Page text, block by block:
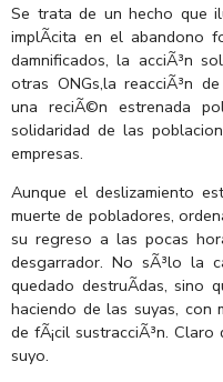
Se trata de un hecho que
implÃ­cita en el abandono
damnificados, la acciÃ³n
otras ONGs,la reacciÃ³n
una reciÃ©n estrenada
solidaridad de las
empresas.
Aunque el deslizamiento
muerte de pobladores,
su regreso a las pocas
desgarrador. No sÃ³lo la
quedado destruÃ­das, sino
haciendo de las suyas, con
de fÃ¡cil sustracciÃ³n.
suyo.